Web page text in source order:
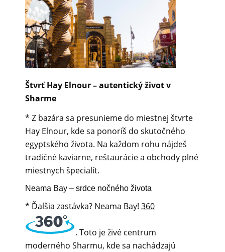
Štvrť Hay Elnour – autentický život v
Sharme
* Z bazára sa presunieme do miestnej štvrte
Hay Elnour, kde sa ponoríš do skutočného
egyptského života. Na každom rohu nájdeš
tradičné kaviarne, reštaurácie a obchody plné
miestnych špecialít.
Neama Bay – srdce nočného života
* Ďalšia zastávka? Neama Bay! 360
. Toto je živé centrum
moderného Sharmu, kde sa nachádzajú